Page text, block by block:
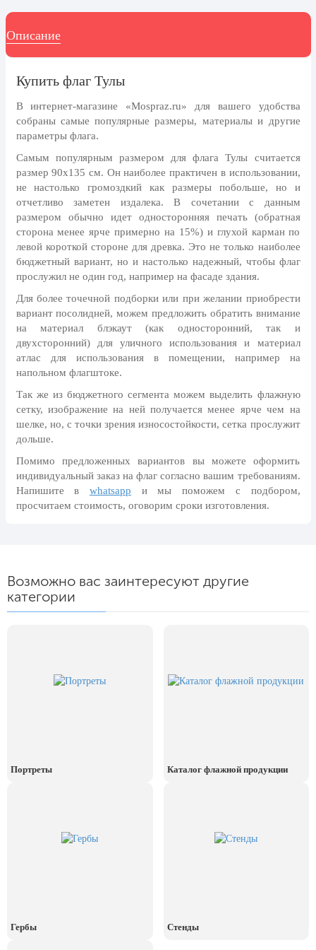
27 марта, День театра
Апрель, Месячник по
День геолога (первое воскресенье
апреля)
Светлая Пасха
12 апреля, День космонавтики
18 апреля, Дни исторического и
культурного наследия
1 мая, праздник Весны и Труда
6 мая, День герба и флага города
Москвы
9 мая, День Победы
24 мая, День славянской
письменности и культуры
28 мая, День пограничника
8 июня, День социального работника
12 июня, День России
День медицинского работника
(третье воскресенье июня)
22 июня, День памяти и скорби
3 июля, День ГАИ (ГИБДД)
8 июля, День Семьи Любви и
День ВМФ (последнее воскресенье
Описание
Купить флаг Тулы
В интернет-магазине «Mospraz.ru» для вашего удобства
собраны самые популярные размеры, материалы и другие
параметры флага.
Самым популярным размером для флага Тулы считается
размер 90x135 см. Он наиболее практичен в использовании,
не настолько громоздкий как размеры побольше, но и
отчетливо заметен издалека. В сочетании с данным
размером обычно идет односторонняя печать (обратная
сторона менее ярче примерно на 15%) и глухой карман по
левой короткой стороне для древка. Это не только наиболее
бюджетный вариант, но и настолько надежный, чтобы флаг
прослужил не один год, например на фасаде здания.
Для более точечной подборки или при желании приобрести
вариант посолидней, можем предложить обратить внимание
на материал блэкаут (как односторонний, так и
двухсторонний) для уличного использования и материал
атлас для использования в помещении, например на
напольном флагштоке.
Так же из бюджетного сегмента можем выделить флажную
сетку, изображение на ней получается менее ярче чем на
шелке, но, с точки зрения износостойкости, сетка прослужит
дольше.
Помимо предложенных вариантов вы можете оформить
индивидуальный заказ на флаг согласно вашим требованиям.
Напишите в whatsapp и мы поможем с подбором,
просчитаем стоимость, оговорим сроки изготовления.
Возможно вас заинтересуют другие
категории
Портреты Каталог флажной продукции
Гербы Стенды